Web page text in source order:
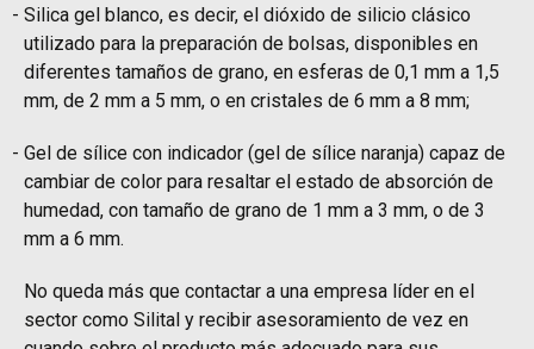
Silica gel blanco, es decir, el dióxido de silicio clásico
utilizado para la preparación de bolsas, disponibles en
diferentes tamaños de grano, en esferas de 0,1 mm a 1,5
mm, de 2 mm a 5 mm, o en cristales de 6 mm a 8 mm;
Gel de sílice con indicador (gel de sílice naranja) capaz de
cambiar de color para resaltar el estado de absorción de
humedad, con tamaño de grano de 1 mm a 3 mm, o de 3
mm a 6 mm.
No queda más que contactar a una empresa líder en el
sector como Silital y recibir asesoramiento de vez en